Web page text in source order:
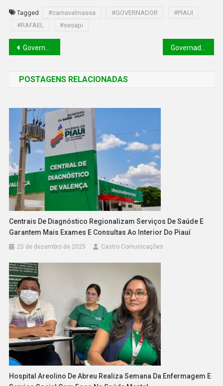
Tagged #carnavalmassa #GOVERNADOR
#PIAUI
#RAFAEL
#sesapi
Governo e Secretaria das Mulheres oficializam campanha de carnaval
POSTAGENS RELACIONADAS
Centrais De Diagnóstico Regionalizam Serviços De Saúde E
Garantem Mais Exames E Consultas Ao Interior Do Piauí
25 de dezembro de 2025 Castro Comunicações
Hospital Areolino De Abreu Realiza Semana Da Enfermagem E